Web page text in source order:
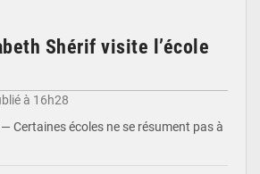
Shérif visite l’école
à 16h28
Certaines écoles ne se résument pas à